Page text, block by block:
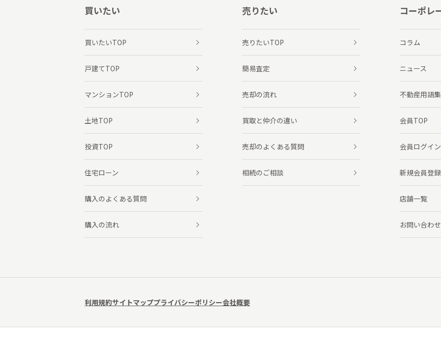
買いたい
買いたいTOP
戸建てTOP
マンションTOP
土地TOP
投資TOP
住宅ローン
購入のよくある質問
購入の流れ
売りたい
売りたいTOP
簡易査定
売却の流れ
買取と仲介の違い
売却のよくある質問
相続のご相談
コーポレ
コラム
ニュース
不動産用語集
会員TOP
会員ログイン
新規会員登録
店舗一覧
お問い合わせ
利用規約サイトマッププライバシーポリシー会社概要